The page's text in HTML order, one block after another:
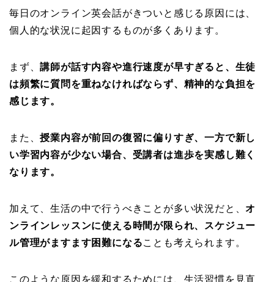
毎日のオンライン英会話がきついと感じる原因には、
個人的な状況に起因するものが多くあります。
まず、講師が話す内容や進行速度が早すぎると、生徒
は頻繁に質問を重ねなければならず、精神的な負担を
感じます。
また、授業内容が前回の復習に偏りすぎ、一方で新し
い学習内容が少ない場合、受講者は進歩を実感し難く
なります。
加えて、生活の中で行うべきことが多い状況だと、 オ
ンラインレッスンに使える時間が限られ、スケジュー
ル管理がますます困難になることも考えられます。
このような原因を緩和するためには、生活習慣を見直